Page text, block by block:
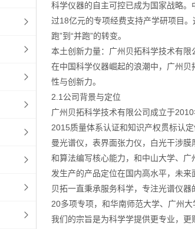
科学仪器的自主可控已成为国家战略
过18亿元的专项经费支持产学研项目
跑”到“并跑”的转变。
本土创新力量：广州贝拓科学技术有限
在中国科学仪器崛起的浪潮中，广州
性与创新力。
2.1公司背景与定位
广州贝拓科学技术有限公司成立于
2015质量体系认证和知识产权贯标认
曼光谱仪，表界面张力仪，白光干涉
和算法编写核心能力，和中山大学、
发生产的产品定位在国内高水平，未来
贝拓一直秉承服务科学，专注光谱仪
20多项专项，和华南师范大学、广州
我们的宗旨是为科学学提供更专业，更